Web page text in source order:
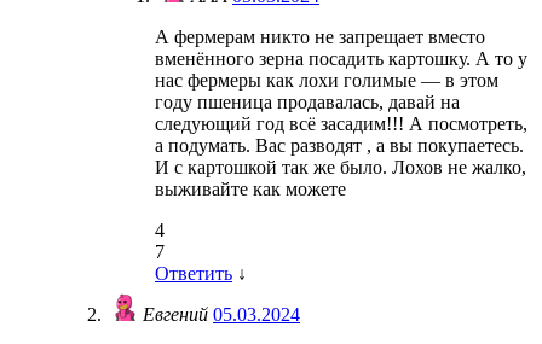
А фермерам никто не запрещает вместо
вменённого зерна посадить картошку. А то у
нас фермеры как лохи голимые — в этом
году пшеница продавалась, давай на
следующий год всё засадим!!! А посмотреть,
а подумать. Вас разводят , а вы покупаетесь.
И с картошкой так же было. Лохов не жалко,
выживайте как можете
4
7
Ответить ↓
Евгений 05.03.2024